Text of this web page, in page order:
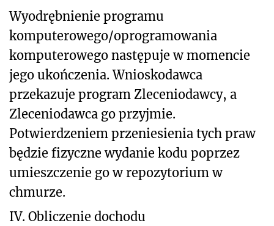
Wyodrębnienie programu
komputerowego/oprogramowania
komputerowego następuje w momencie
jego ukończenia. Wnioskodawca
przekazuje program Zleceniodawcy, a
Zleceniodawca go przyjmie.
Potwierdzeniem przeniesienia tych praw
będzie fizyczne wydanie kodu poprzez
umieszczenie go w repozytorium w
chmurze.
IV. Obliczenie dochodu